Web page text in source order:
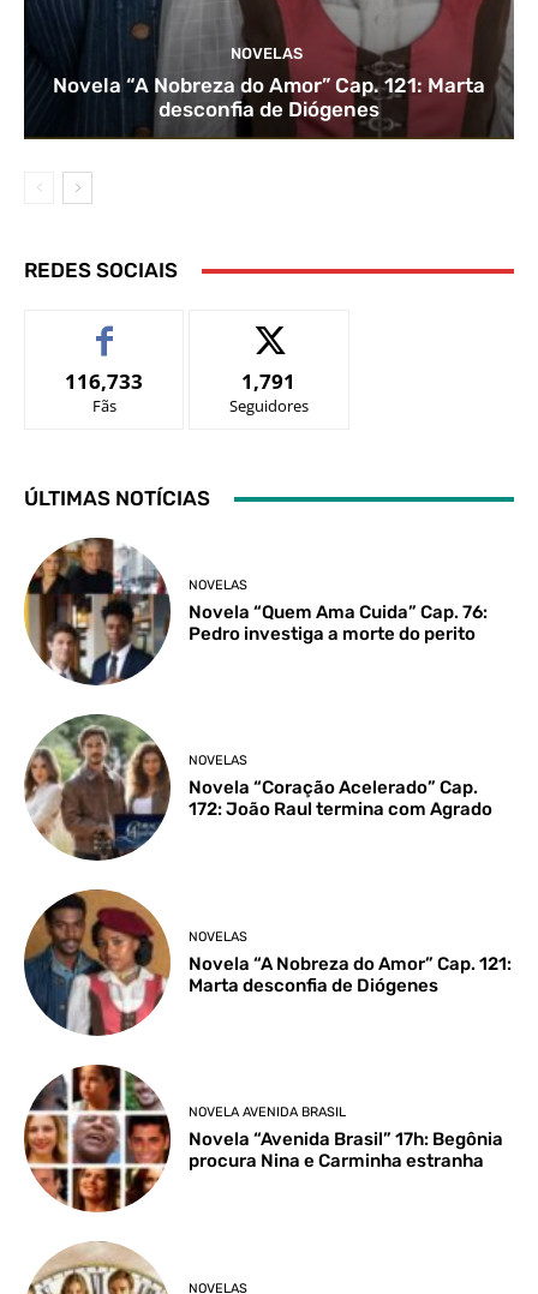
NOVELAS
Novela “A Nobreza do Amor” Cap. 121: Marta
desconfia de Diógenes
REDES SOCIAIS
116,733
Fãs
1,791
Seguidores
ÚLTIMAS NOTÍCIAS
NOVELAS
Novela “Quem Ama Cuida” Cap. 76:
Pedro investiga a morte do perito
NOVELAS
Novela “Coração Acelerado” Cap.
172: João Raul termina com Agrado
NOVELAS
Novela “A Nobreza do Amor” Cap. 121:
Marta desconfia de Diógenes
NOVELA AVENIDA BRASIL
Novela “Avenida Brasil” 17h: Begônia
procura Nina e Carminha estranha
NOVELAS